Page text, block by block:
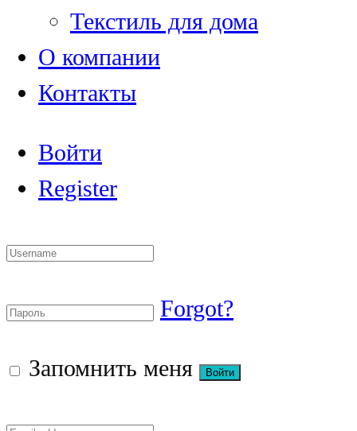
Текстиль для дома
О компании
Контакты
Войти
Register
Forgot?
Запомнить меня